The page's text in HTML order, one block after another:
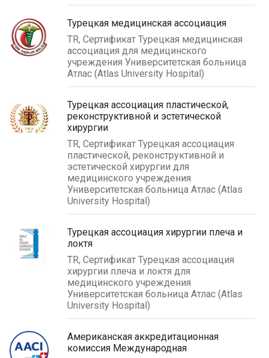
Турецкая медицинская ассоциация
TR, Сертификат Турецкая медицинская
ассоциация для медицинского
учреждения Университетская больница
Атлас (Atlas University Hospital)
Турецкая ассоциация пластической,
реконструктивной и эстетической
хирургии
TR, Сертификат Турецкая ассоциация
пластической, реконструктивной и
эстетической хирургии для
медицинского учреждения
Университетская больница Атлас (Atlas
University Hospital)
Турецкая ассоциация хирургии плеча и
локтя
TR, Сертификат Турецкая ассоциация
хирургии плеча и локтя для
медицинского учреждения
Университетская больница Атлас (Atlas
University Hospital)
Американская аккредитационная
комиссия Международная